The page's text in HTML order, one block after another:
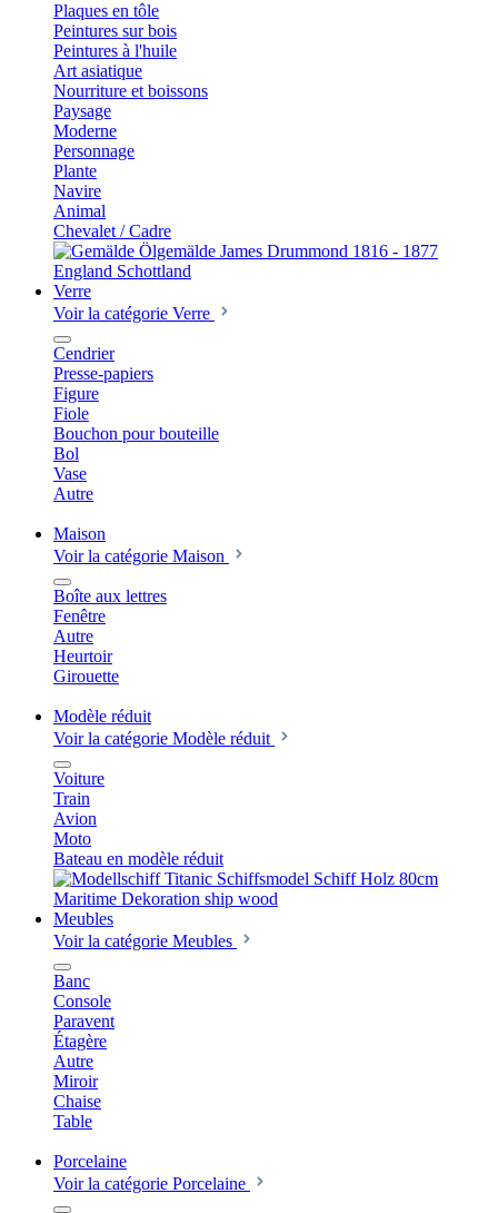
Plaques en tôle
Peintures sur bois
Peintures à l'huile
Art asiatique
Nourriture et boissons
Paysage
Moderne
Personnage
Plante
Navire
Animal
Chevalet / Cadre
Verre
Voir la catégorie Verre
Cendrier
Presse-papiers
Figure
Fiole
Bouchon pour bouteille
Bol
Vase
Autre
Maison
Voir la catégorie Maison
Boîte aux lettres
Fenêtre
Autre
Heurtoir
Girouette
Modèle réduit
Voir la catégorie Modèle réduit
Voiture
Train
Avion
Moto
Bateau en modèle réduit
Meubles
Voir la catégorie Meubles
Banc
Console
Paravent
Étagère
Autre
Miroir
Chaise
Table
Porcelaine
Voir la catégorie Porcelaine